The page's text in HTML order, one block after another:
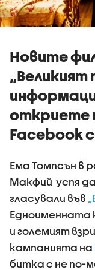
Новите
„Великият
откриете
Facebook
Ема Томпсън в
Макфий успя
гласували във
Едноименната
и големият
кампанията на
битка с не по-